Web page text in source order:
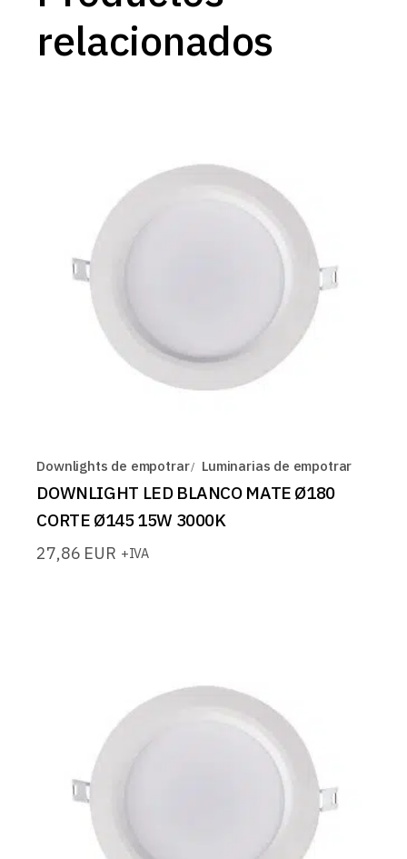
relacionados
Downlights de empotrar Luminarias de empotrar
DOWNLIGHT LED BLANCO MATE Ø180
CORTE Ø145 15W 3000K
27,86 EUR +IVA